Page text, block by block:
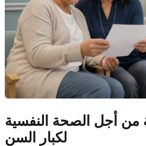
من أجل الصحة النفسية
لكبار السن